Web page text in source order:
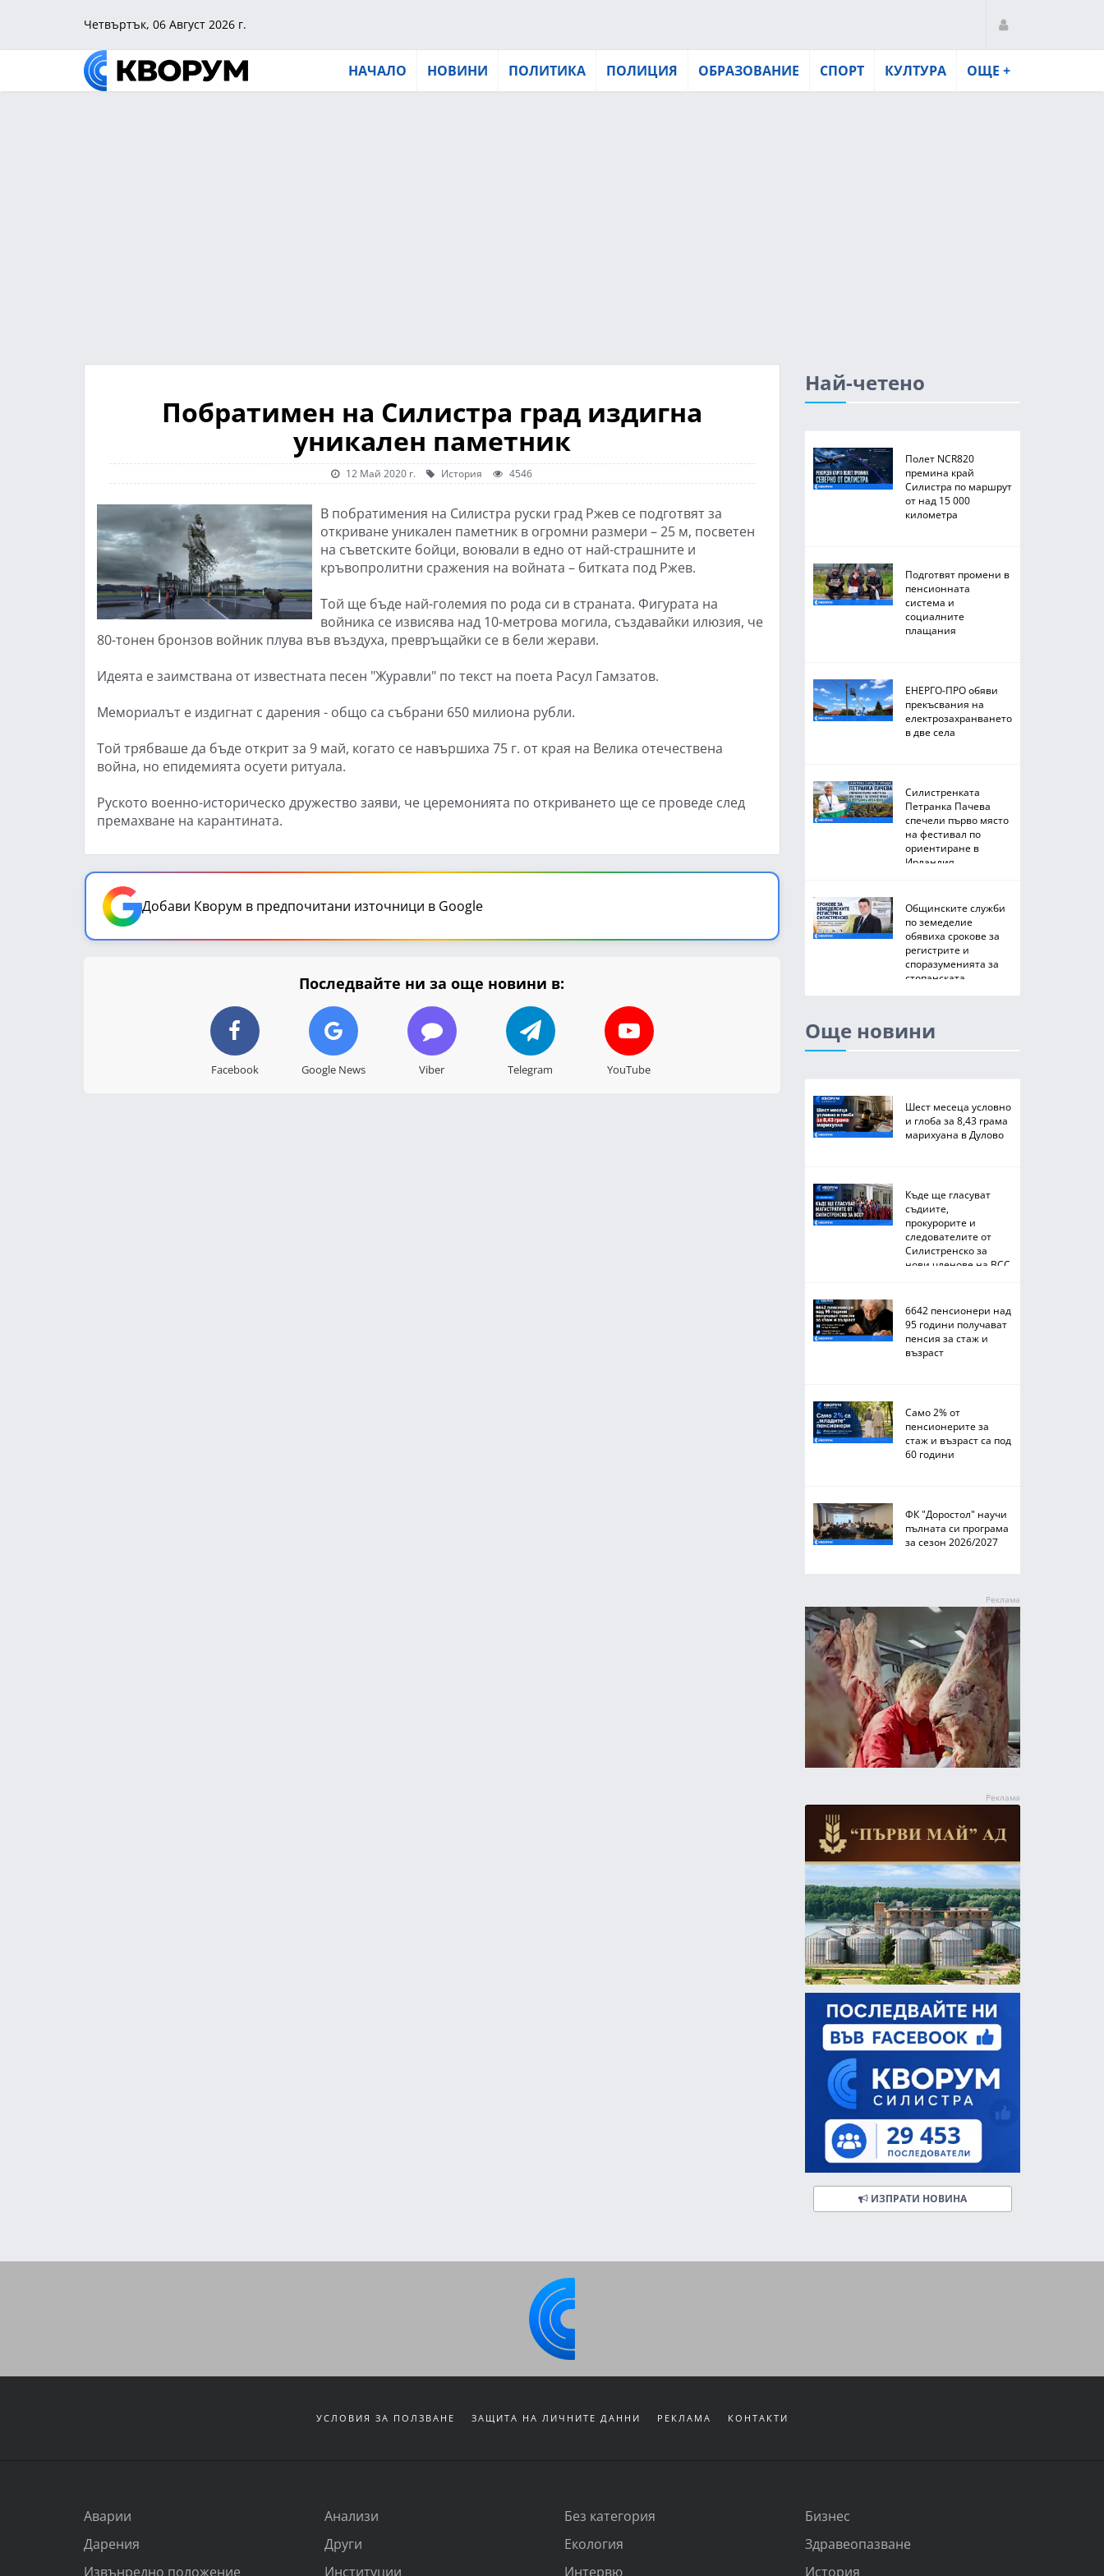
Четвъртък, 06 Август 2026 г.
НАЧАЛО НОВИНИ ПОЛИТИКА ПОЛИЦИЯ ОБРАЗОВАНИЕ СПОРТ КУЛТУРА ОЩЕ +
Побратимен на Силистра град издигна
уникален паметник
12 Май 2020 г. История 4546
В побратимения на Силистра руски град Ржев се подготвят за
откриване уникален паметник в огромни размери – 25 м, посветен
на съветските бойци, воювали в едно от най-страшните и
кръвопролитни сражения на войната – битката под Ржев.
Той ще бъде най-големия по рода си в страната. Фигурата на
войника се извисява над 10-метрова могила, създавайки илюзия, че
80-тонен бронзов войник плува във въздуха, превръщайки се в бели жерави.
Идеята е заимствана от известната песен "Журавли" по текст на поета Расул Гамзатов.
Мемориалът е издигнат с дарения - общо са събрани 650 милиона рубли.
Той трябваше да бъде открит за 9 май, когато се навършиха 75 г. от края на Велика отечествена
война, но епидемията осуети ритуала.
Руското военно-историческо дружество заяви, че церемонията по откриването ще се проведе след
премахване на карантината.
Добави Кворум в предпочитани източници в Google
Последвайте ни за още новини в:
Facebook Google News Viber Telegram YouTube
Най-четено
Полет NCR820
премина край
Силистра по маршрут
от над 15 000
километра
Подготвят промени в
пенсионната
система и
социалните
плащания
ЕНЕРГО-ПРО обяви
прекъсвания на
електрозахранването
в две села
Силистренката
Петранка Пачева
спечели първо място
на фестивал по
ориентиране в
Ирландия
Общинските служби
по земеделие
обявиха срокове за
регистрите и
споразуменията за
стопанската
Още новини
Шест месеца условно
и глоба за 8,43 грама
марихуана в Дулово
Къде ще гласуват
съдиите,
прокурорите и
следователите от
Силистренско за
нови членове на ВСС
6642 пенсионери над
95 години получават
пенсия за стаж и
възраст
Само 2% от
пенсионерите за
стаж и възраст са под
60 години
ФК "Доростол" научи
пълната си програма
за сезон 2026/2027
ИЗПРАТИ НОВИНА
УСЛОВИЯ ЗА ПОЛЗВАНЕ ЗАЩИТА НА ЛИЧНИТЕ ДАННИ РЕКЛАМА КОНТАКТИ
Аварии Анализи Без категория
Бизнес
Дарения
Други Екология
Здравеопазване
Извънредно положение
Институции Интервю История